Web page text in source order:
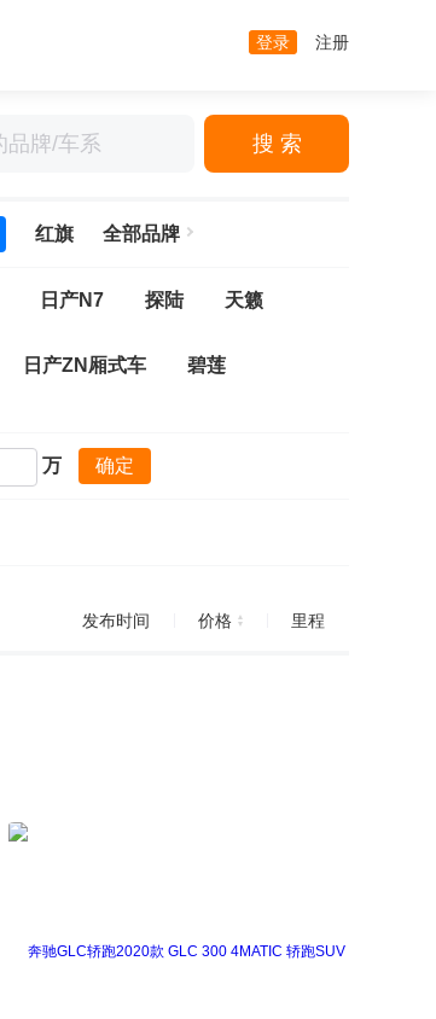
登录 注册
搜 索
红旗 全部品牌
日产N7 探陆 天籁
日产ZN厢式车 碧莲
万 确定
发布时间 价格 里程